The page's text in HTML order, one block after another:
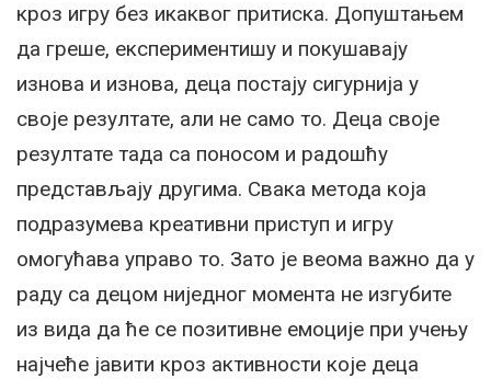
кроз игру без икаквог притиска. Допуштањем
да греше, експериментишу и покушавају
изнова и изнова, деца постају сигурнија у
своје резултате, али не само то. Деца своје
резултате тада са поносом и радошћу
представљају другима. Свака метода која
подразумева креативни приступ и игру
омогућава управо то. Зато је веома важно да у
раду са децом ниједног момента не изгубите
из вида да ће се позитивне емоције при учењу
најчеће јавити кроз активности које деца